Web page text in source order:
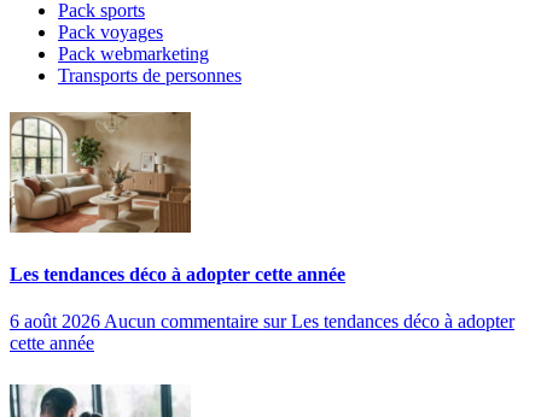
Pack sports
Pack voyages
Pack webmarketing
Transports de personnes
Les tendances déco à adopter cette année
6 août 2026 Aucun commentaire sur Les tendances déco à adopter
cette année